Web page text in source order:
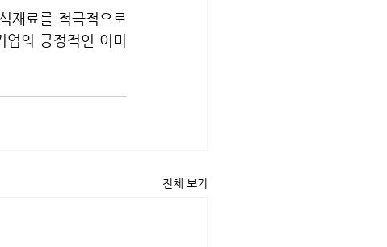
재료를 적극적으로
업의 긍정적인 이미
전체 보기